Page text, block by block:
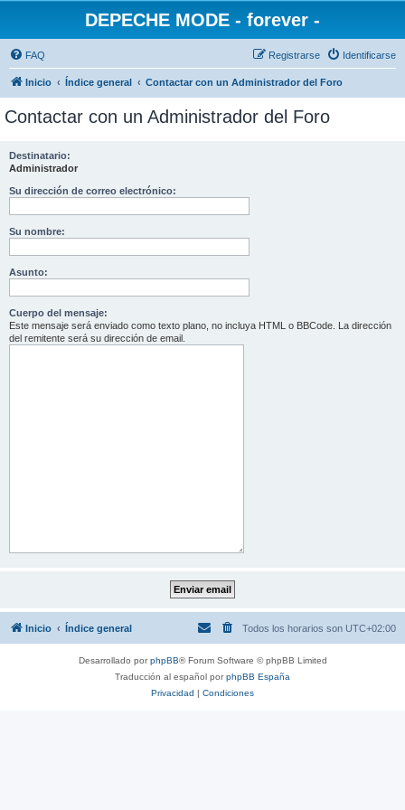
DEPECHE MODE - forever -
FAQ Identificarse
Registrarse
Inicio Índice general Contactar con un Administrador del Foro
Contactar con un Administrador del Foro
Destinatario:
Administrador
Su dirección de correo electrónico:
Su nombre:
Asunto:
Cuerpo del mensaje:
Este mensaje será enviado como texto plano, no incluya HTML o BBCode. La dirección
del remitente será su dirección de email.
Inicio Índice general Todos los horarios son UTC+02:00
Desarrollado porphpBB® Forum Software © phpBB Limited
Traducción al español porphpBB España
Privacidad | Condiciones